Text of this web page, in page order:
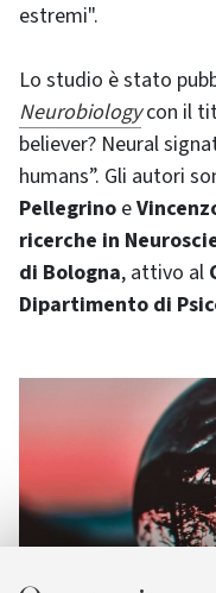
estremi".
Lo studio è stato
Neurobiologycon il
believer? Neural
humans”. Gli autori
Pellegrino e
ricerche in
di Bologna, attivo al
Dipartimento di